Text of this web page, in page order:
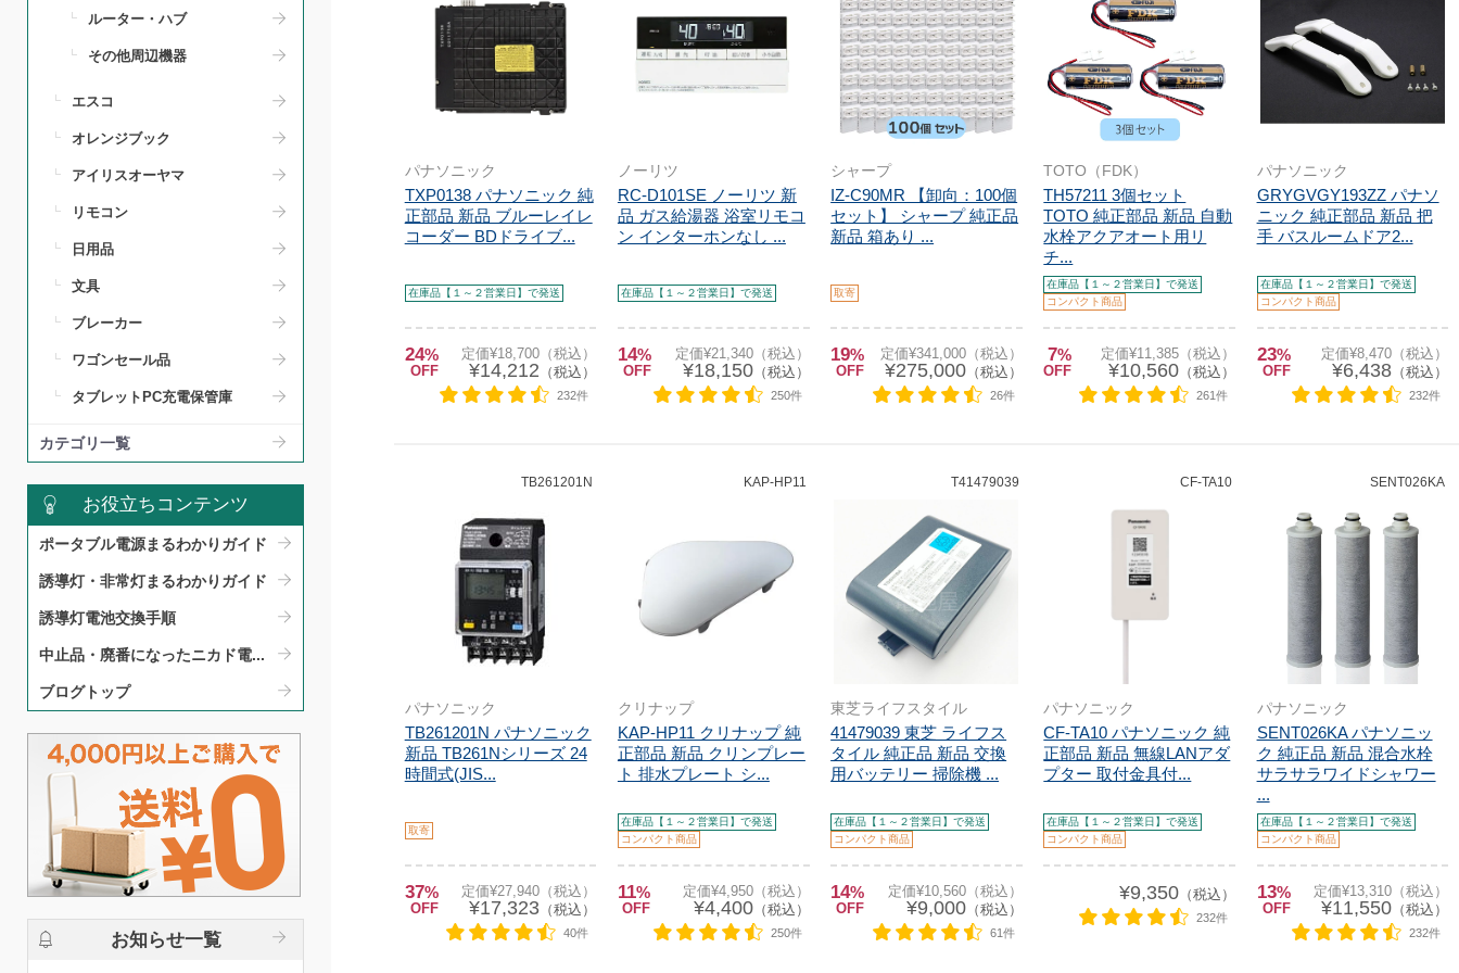
ルーター・ハブ
その他周辺機器
エスコ
オレンジブック
アイリスオーヤマ
リモコン
日用品
文具
ブレーカー
ワゴンセール品
タブレットPC充電保管庫
カテゴリ一覧
お役立ちコンテンツ
ポータブル電源まるわかりガイド​
誘導灯・非常灯まるわかりガイド​
誘導灯電池交換手順​
中止品・廃番になったニカド電...
ブログトップ
お知らせ一覧
パナソニック
TXP0138 パナソニック 純
正部品 新品 ブルーレイレ
コーダー BDドライブ...
在庫品【１～２営業日】で発送
24%
OFF
定価¥18,700（税込）
¥14,212 （税込）
232件
ノーリツ
RC-D101SE ノーリツ 新
品 ガス給湯器 浴室リモコ
ン インターホンなし ...
在庫品【１～２営業日】で発送
14%
OFF
定価¥21,340（税込）
¥18,150（税込）
250件
シャープ
IZ-C90MR 【卸向：100個
セット】 シャープ 純正品
新品 箱あり ...
取寄
19%
OFF
定価¥341,000（税込）
¥275,000（税込）
26件
TOTO（FDK）
TH57211 3個セット
TOTO 純正部品 新品 自動
水栓アクアオート用リ
チ...
在庫品【１～２営業日】で発送
コンパクト商品
7%
OFF
定価¥11,385（税込）
¥10,560（税込）
261件
パナソニック
GRYGVGY193ZZ パナソ
ニック 純正部品 新品 把
手 バスルームドア2...
在庫品【１～２営業日】で発送
コンパクト商品
23%
OFF
定価¥8,470（税込）
¥6,438 （税込）
232件
TB261201N
パナソニック
TB261201N パナソニック
新品 TB261Nシリーズ 24
時間式(JIS...
取寄
37%
OFF
定価¥27,940（税込）
¥17,323 （税込）
40件
KAP-HP11
クリナップ
KAP-HP11 クリナップ 純
正部品 新品 クリンプレー
ト 排水プレート シ...
在庫品【１～２営業日】で発送
コンパクト商品
11%
OFF
定価¥4,950（税込）
¥4,400（税込）
250件
T41479039
東芝ライフスタイル
41479039 東芝 ライフス
タイル 純正品 新品 交換
用バッテリー 掃除機 ...
在庫品【１～２営業日】で発送
コンパクト商品
14%
OFF
定価¥10,560（税込）
¥9,000（税込）
61件
CF-TA10
パナソニック
CF-TA10 パナソニック 純
正部品 新品 無線LANアダ
プター 取付金具付...
在庫品【１～２営業日】で発送
コンパクト商品
¥9,350（税込）
232件
SENT026KA
パナソニック
SENT026KA パナソニッ
ク 純正品 新品 混合水栓
サラサラワイドシャワー
...
在庫品【１～２営業日】で発送
コンパクト商品
13%
OFF
定価¥13,310（税込）
¥11,550 （税込）
232件